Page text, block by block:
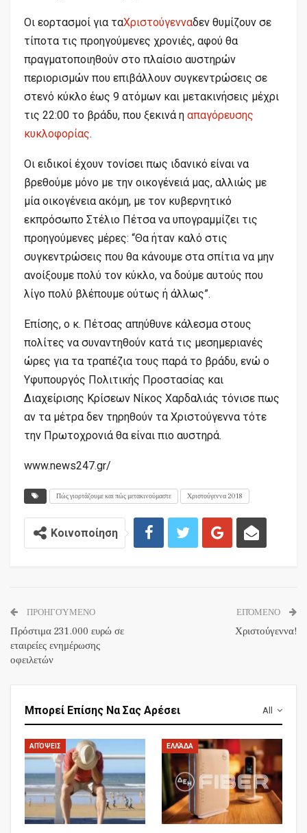
Οι εορτασμοί για ταΧριστούγενναδεν θυμίζουν σε
τίποτα τις προηγούμενες χρονιές, αφού θα
πραγματοποιηθούν στο πλαίσιο αυστηρών
περιορισμών που επιβάλλουν συγκεντρώσεις σε
στενό κύκλο έως 9 ατόμων και μετακινήσεις μέχρι
τις 22:00 το βράδυ, που ξεκινά η απαγόρευσης
κυκλοφορίας.
Οι ειδικοί έχουν τονίσει πως ιδανικό είναι να
βρεθούμε μόνο με την οικογένειά μας, αλλιώς με
μία οικογένεια ακόμη, με τον κυβερνητικό
εκπρόσωπο Στέλιο Πέτσα να υπογραμμίζει τις
προηγούμενες μέρες: “Θα ήταν καλό στις
συγκεντρώσεις που θα κάνουμε στα σπίτια να μην
ανοίξουμε πολύ τον κύκλο, να δούμε αυτούς που
λίγο πολύ βλέπουμε ούτως ή άλλως”.
Επίσης, ο κ. Πέτσας απηύθυνε κάλεσμα στους
πολίτες να συναντηθούν κατά τις μεσημεριανές
ώρες για τα τραπέζια τους παρά το βράδυ, ενώ ο
Υφυπουργός Πολιτικής Προστασίας και
Διαχείρισης Κρίσεων Νίκος Χαρδαλιάς τόνισε πως
αν τα μέτρα δεν τηρηθούν τα Χριστούγεννα τότε
την Πρωτοχρονιά θα είναι πιο αυστηρά.
www.news247.gr/
Πώς γιορτάζουμε και πώς μετακινούμαστε Χριστούγεννα 2018
Κοινοποίηση
ΠΡΟΗΓΟΎΜΕΝΟ
Πρόστιμα 231.000 ευρώ σε
εταιρείες ενημέρωσης
οφειλετών
ΕΠΌΜΕΝΟ
Χριστούγεννα!
All
Μπορεί Επίσης Να Σας Αρέσει
ΑΠΌΨΕΙΣ ΕΛΛΆΔΑ